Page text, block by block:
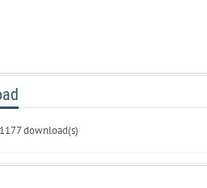
download(s)